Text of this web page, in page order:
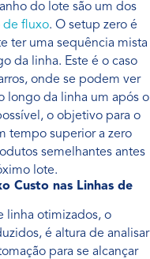
do lote são um dos
de fluxo. O setup zero é
ter uma sequência mista
da linha. Este é o caso
onde se podem ver
longo da linha um após o
o objetivo para o
tempo superior a zero
semelhantes antes
lote.
Custo nas Linhas de
linha otimizados, o
é altura de analisar
para se alcançar